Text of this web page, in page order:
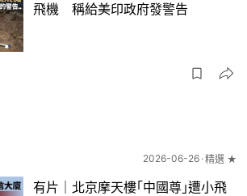
飛機 稱給美印政府發警告
2026-06-26 精選 ★
有片｜北京摩天樓｢中國尊｣遭小飛